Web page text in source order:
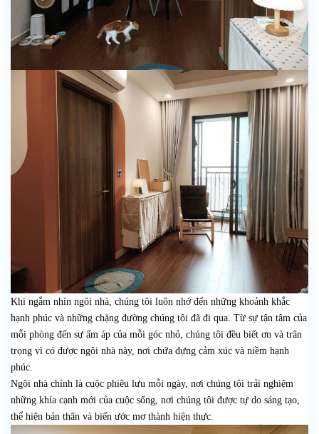
Khi ngắm nhìn ngôi nhà, chúng tôi luôn nhớ đến những khoảnh khắc
hạnh phúc và những chặng đường chúng tôi đã đi qua. Từ sự tận tâm của
mỗi phòng đến sự ấm áp của mỗi góc nhỏ, chúng tôi đều biết ơn và trân
trọng vì có được ngôi nhà này, nơi chứa đựng cảm xúc và niềm hạnh
phúc.
Ngôi nhà chính là cuộc phiêu lưu mỗi ngày, nơi chúng tôi trải nghiệm
những khía cạnh mới của cuộc sống, nơi chúng tôi được tự do sáng tạo,
thể hiện bản thân và biến ước mơ thành hiện thực.